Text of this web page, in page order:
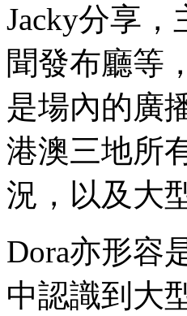
Jacky分享
聞發布廳等
是場內的廣
港澳三地所
況，以及大
Dora亦形容
中認識到大